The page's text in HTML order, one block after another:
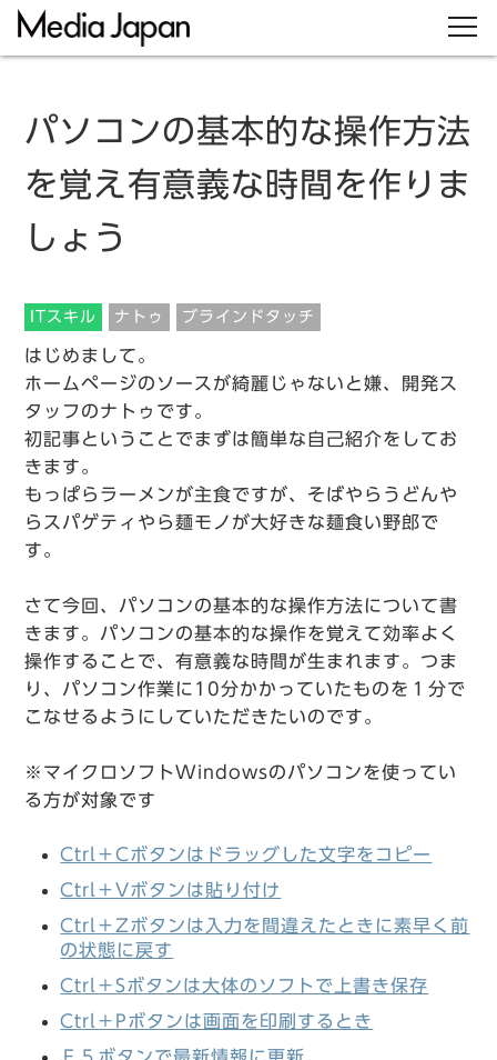
パソコンの基本的な操作方法
を覚え有意義な時間を作りま
しょう
ITスキル ナトゥ ブラインドタッチ
はじめまして。
ホームページのソースが綺麗じゃないと嫌、開発ス
タッフのナトゥです。
初記事ということでまずは簡単な自己紹介をしてお
きます。
もっぱらラーメンが主食ですが、そばやらうどんや
らスパゲティやら麺モノが大好きな麺食い野郎で
す。
さて今回、パソコンの基本的な操作方法について書
きます。パソコンの基本的な操作を覚えて効率よく
操作することで、有意義な時間が生まれます。つま
り、パソコン作業に10分かかっていたものを１分で
こなせるようにしていただきたいのです。
※マイクロソフトWindowsのパソコンを使ってい
る方が対象です
Ctrl＋Cボタンはドラッグした文字をコピー
Ctrl＋Vボタンは貼り付け
Ctrl＋Zボタンは入力を間違えたときに素早く前
の状態に戻す
Ctrl＋Sボタンは大体のソフトで上書き保存
Ctrl＋Pボタンは画面を印刷するとき